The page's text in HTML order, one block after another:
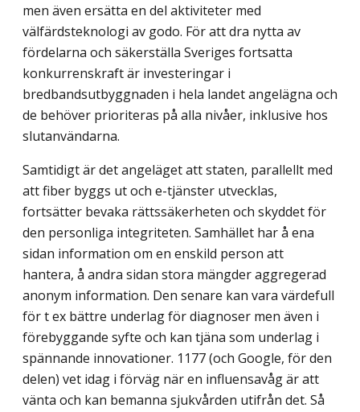
men även ersätta en del aktiviteter med
välfärdsteknologi av godo. För att dra nytta av
fördelarna och säkerställa Sveriges fortsatta
konkurrenskraft är investeringar i
bredbandsutbyggnaden i hela landet angelägna och
de behöver prioriteras på alla nivåer, inklusive hos
slutanvändarna.
Samtidigt är det angeläget att staten, parallellt med
att fiber byggs ut och e-tjänster utvecklas,
fortsätter bevaka rättssäkerheten och skyddet för
den personliga integriteten. Samhället har å ena
sidan information om en enskild person att
hantera, å andra sidan stora mängder aggregerad
anonym information. Den senare kan vara värdefull
för t ex bättre underlag för diagnoser men även i
förebyggande syfte och kan tjäna som underlag i
spännande innovationer. 1177 (och Google, för den
delen) vet idag i förväg när en influensavåg är att
vänta och kan bemanna sjukvården utifrån det. Så